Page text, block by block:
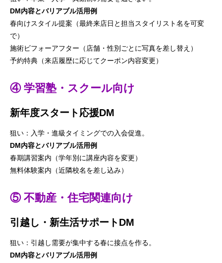
DM内容とバリアブル活用例
春向けスタイル提案（最終来店日と担当スタイリスト名を可変
で）
施術ビフォーアフター（店舗・性別ごとに写真を差し替え）
予約特典（来店履歴に応じてクーポン内容変更）
④ 学習塾・スクール向け
新年度スタート応援DM
狙い：入学・進級タイミングでの入会促進。
DM内容とバリアブル活用例
春期講習案内（学年別に講座内容を変更）
無料体験案内（近隣校名を差し込み）
⑤ 不動産・住宅関連向け
引越し・新生活サポートDM
狙い：引越し需要が集中する春に接点を作る。
DM内容とバリアブル活用例